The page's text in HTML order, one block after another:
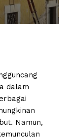
dalam
Namun,